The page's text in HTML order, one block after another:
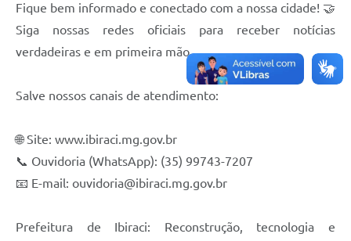
Fique bem informado e conectado com a nossa cidade! 🤝
Siga nossas redes oficiais para receber notícias
verdadeiras e em primeira mão.
Salve nossos canais de atendimento:
🌐 Site: www.ibiraci.mg.gov.br
📞 Ouvidoria (WhatsApp): (35) 99743-7207
📧 E-mail: ouvidoria@ibiraci.mg.gov.br
Prefeitura de Ibiraci: Reconstrução, tecnologia e